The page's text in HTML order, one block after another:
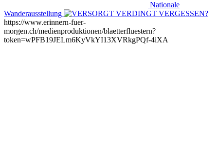
Nationale
Wanderausstellung
https://www.erinnern-fuer-
morgen.ch/medienproduktionen/blaetterfluestern?
token=wPFB19JELm6KyVkYI13XVRkgPQf-4iXA